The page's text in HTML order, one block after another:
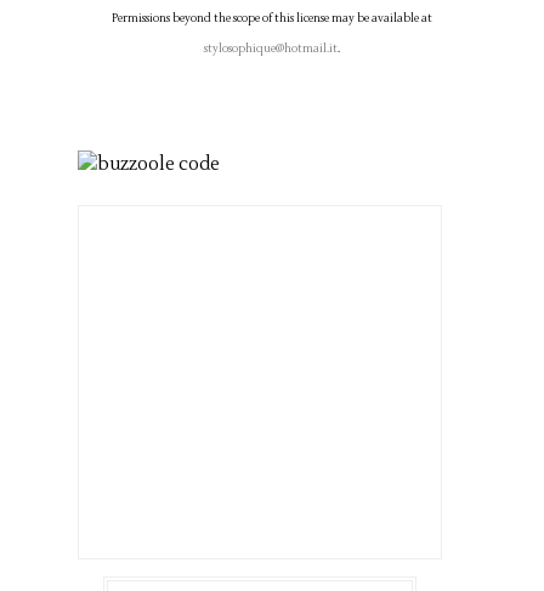
Permissions beyond the scope of this license may be available at
stylosophique@hotmail.it.